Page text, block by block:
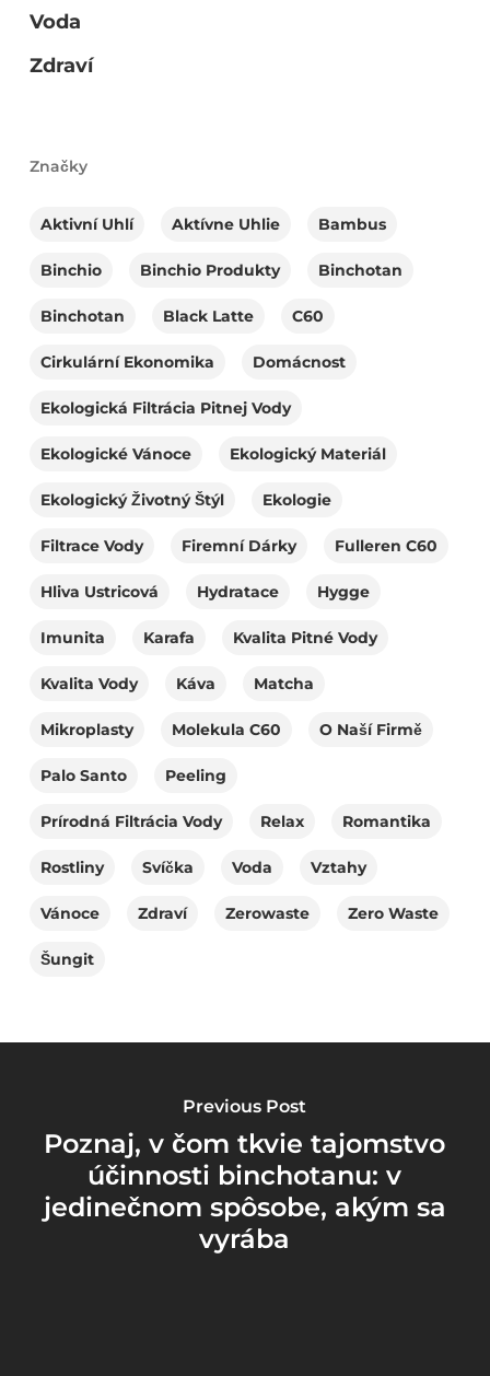
Voda
Zdraví
Značky
Aktivní Uhlí Aktívne Uhlie Bambus
Binchio Binchio Produkty Binchotan
Binchotan Black Latte C60
Cirkulární Ekonomika Domácnost
Ekologická Filtrácia Pitnej Vody
Ekologické Vánoce Ekologický Materiál
Ekologický Životný Štýl Ekologie
Filtrace Vody Firemní Dárky Fulleren C60
Hliva Ustricová Hydratace Hygge
Imunita Karafa Kvalita Pitné Vody
Kvalita Vody Káva Matcha
Mikroplasty Molekula C60 O Naší Firmě
Palo Santo Peeling
Prírodná Filtrácia Vody Relax Romantika
Rostliny Svíčka Voda Vztahy
Vánoce Zdraví Zerowaste Zero Waste
Šungit
Previous Post
Poznaj, v čom tkvie tajomstvo
účinnosti binchotanu: v
jedinečnom spôsobe, akým sa
vyrába